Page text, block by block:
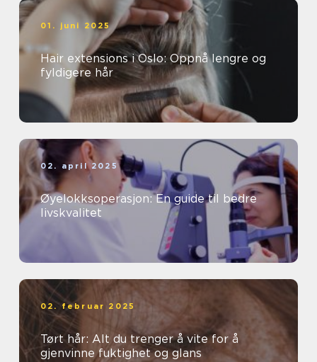
01. juni 2025
Hair extensions i Oslo: Oppnå lengre og
fyldigere hår
02. april 2025
Øyelokksoperasjon: En guide til bedre
livskvalitet
02. februar 2025
Tørt hår: Alt du trenger å vite for å
gjenvinne fuktighet og glans